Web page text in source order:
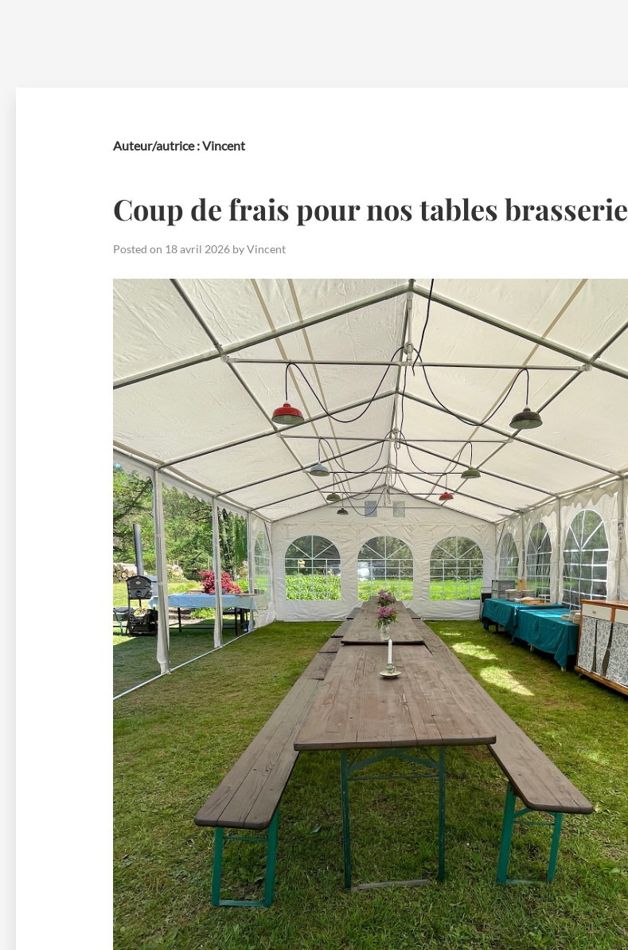
Auteur/autrice :Vincent
Coup de frais pour nos tables brasserie
Posted on 18 avril 2026 byVincent